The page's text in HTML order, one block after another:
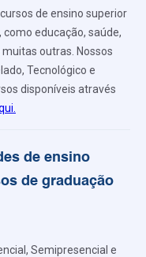
de ensino superior
educação, saúde,
outras. Nossos
Tecnológico e
disponíveis através
de ensino
de graduação
Semipresencial e